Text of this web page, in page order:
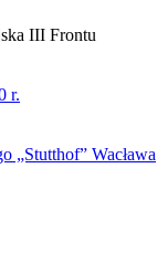
III Frontu
r.
„Stutthof” Wacława